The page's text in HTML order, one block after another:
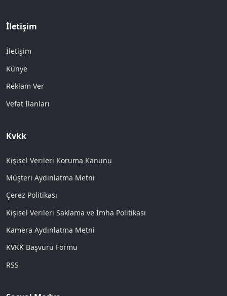
İletişim
İletişim
Künye
Reklam Ver
Vefat İlanları
Kvkk
Kişisel Verileri Koruma Kanunu
Müşteri Aydınlatma Metni
Çerez Politikası
Kişisel Verileri Saklama ve İmha Politikası
Kamera Aydınlatma Metni
KVKK Başvuru Formu
RSS